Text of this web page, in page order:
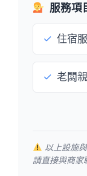
服務項
✓ 住宿
✓ 老闆
以上設施
請直接與商家